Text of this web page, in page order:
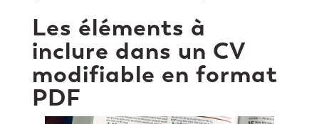
Les éléments à
inclure dans un CV
modifiable en format
PDF